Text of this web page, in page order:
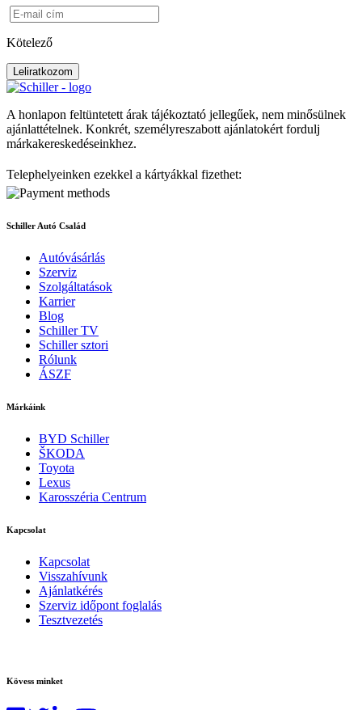
Kötelező
Leliratkozom
A honlapon feltüntetett árak tájékoztató jellegűek, nem minősülnek
ajánlattételnek. Konkrét, személyreszabott ajánlatokért fordulj
márkakereskedéseinkhez.
Telephelyeinken ezekkel a kártyákkal fizethet:
Schiller Autó Család
Autóvásárlás
Szerviz
Szolgáltatások
Karrier
Blog
Schiller TV
Schiller sztori
Rólunk
ÁSZF
Márkáink
BYD Schiller
ŠKODA
Toyota
Lexus
Karosszéria Centrum
Kapcsolat
Kapcsolat
Visszahívunk
Ajánlatkérés
Szerviz időpont foglalás
Tesztvezetés
Kövess minket